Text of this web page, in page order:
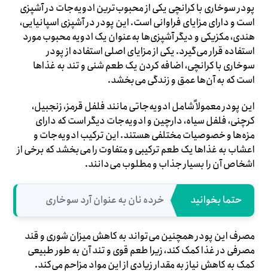
پودر سوخاری با کرانچی یکی از محبوب‌ترین ادویه‌جات در آشپزی
است و دارای مزایای فراوانی است. این پودر در آشپزی اسپانیایی،
هندی، مکزیکی و دیگر آشپزی‌ها به‌عنوان یک ادویه محبوب مورد
استفاده قرار می‌گیرد. یکی از مزایای اصلی استفاده از پودر
سوخاری با کرانچی، اضافه کردن یک طعم شنی و تند به غذاها
است که به آن‌ها عمق و زندگی می‌بخشد.
این پودر معمولاً شامل ادویه‌جاتی مانند فلفل قرمز، زنجبیل،
کرچنی، فلفل سیاه، دارچین و ادویه‌جات دیگر است که دارای
مزه‌ها و خصوصیات مختلفی هستند. این ترکیب ادویه‌جات و
اعشاب به غذاها یک طعم ترکیبی و متفاوت را می‌بخشد که برخی از
اشخاص آن را بسیار جذاب و مطلوب می‌دانند.
حتما بخوانید خرده نان به عنوان آرد سوخاری
مصرف این پودر همچنین می‌تواند به کاهش میزان شوری و قند
مصرفی در غذا کمک کند، زیرا طعم قوی و تند آن به طور طبیعی
کمک به کاهش نیاز به مقدار زیادی از این مواد مزاحم می‌کند.